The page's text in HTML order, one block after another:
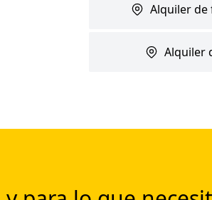
Alquiler de
Alquiler